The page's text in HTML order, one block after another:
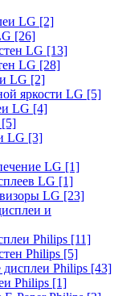
LG [2]
[26]
LG [13]
LG [28]
LG [2]
яркости LG [5]
LG [4]
[5]
LG [3]
LG [1]
LG [1]
LG [23]
и
Philips [11]
Philips [5]
Philips [43]
Philips [1]